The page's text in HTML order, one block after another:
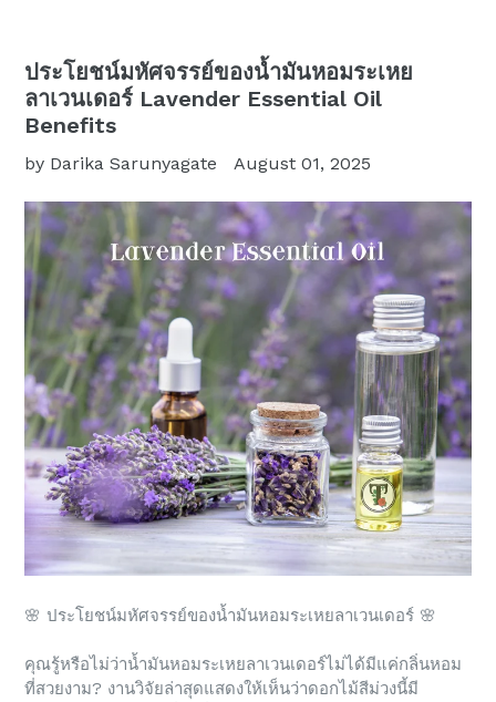
ประโยชน์มหัศจรรย์ของน้ำมันหอมระเหย
ลาเวนเดอร์ Lavender Essential Oil
Benefits
by Darika Sarunyagate August 01, 2025
🌸 ประโยชน์มหัศจรรย์ของน้ำมันหอมระเหยลาเวนเดอร์ 🌸
คุณรู้หรือไม่ว่าน้ำมันหอมระเหยลาเวนเดอร์ไม่ได้มีแค่กลิ่นหอม
ที่สวยงาม? งานวิจัยล่าสุดแสดงให้เห็นว่าดอกไม้สีม่วงนี้มี